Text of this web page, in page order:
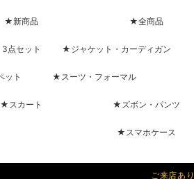
★新商品 ★全商品
点セット ★ジャケット・カーディガン
ット ★スーツ・フォーマル
★スカート ★ズボン・パンツ
★スマホケース
ご来店あ